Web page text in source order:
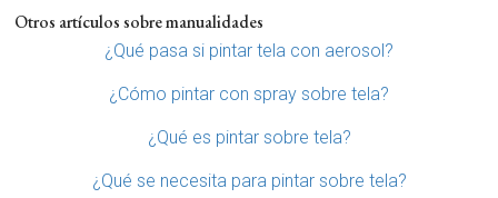
Otros artículos sobre manualidades
¿Qué pasa si pintar tela con aerosol?
¿Cómo pintar con spray sobre tela?
¿Qué es pintar sobre tela?
¿Qué se necesita para pintar sobre tela?